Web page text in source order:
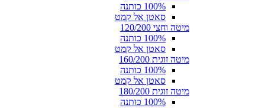
100% כותנה
סאטן אל קמט
מיטה וחצי 120/200
100% כותנה
סאטן אל קמט
מיטה זוגית 160/200
100% כותנה
סאטן אל קמט
מיטה זוגית 180/200
100% כותנה